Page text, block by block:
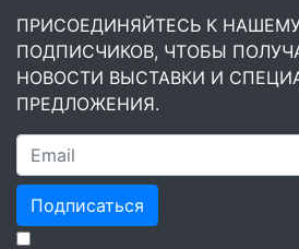
ПРИСОЕДИНЯЙТЕСЬ К
ПОДПИСЧИКОВ, ЧТОБЫ
НОВОСТИ ВЫСТАВКИ И
ПРЕДЛОЖЕНИЯ.
Подписаться